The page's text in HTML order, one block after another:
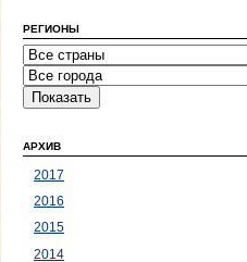
РЕГИОНЫ
АРХИВ
2017
2016
2015
2014